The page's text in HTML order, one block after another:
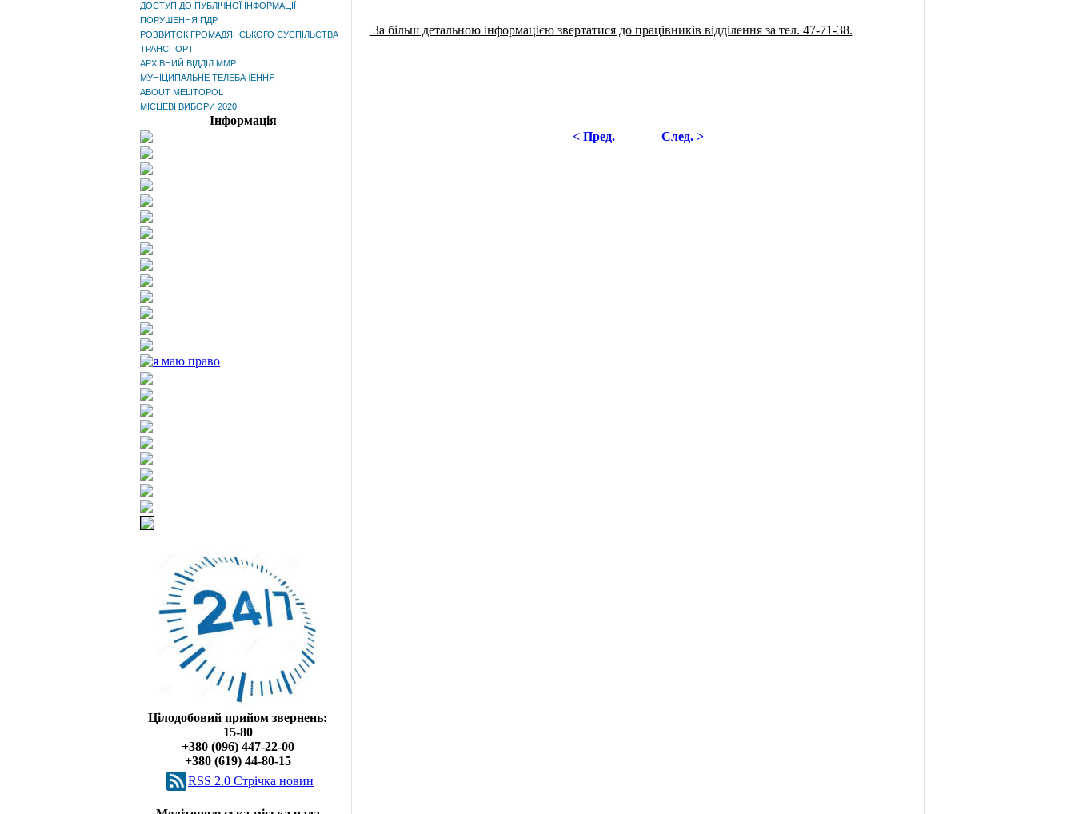
ДОСТУП ДО ПУБЛІЧНОЇ ІНФОРМАЦІЇ
ПОРУШЕННЯ ПДР
РОЗВИТОК ГРОМАДЯНСЬКОГО СУСПІЛЬСТВА
ТРАНСПОРТ
АРХІВНИЙ ВІДДІЛ ММР
МУНІЦИПАЛЬНЕ ТЕЛЕБАЧЕННЯ
ABOUT MELITOPOL
МІСЦЕВІ ВИБОРИ 2020
Інформація
Цілодобовий прийом звернень:
15-80
+380 (096) 447-22-00
+380 (619) 44-80-15
RSS 2.0 Cтрічка новин
За більш детальною інформацією звертатися до працівників відділення за тел. 47-71-38.
< Пред. След. >